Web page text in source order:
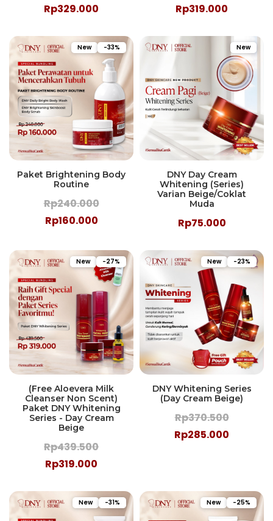
Rp329.000
Rp319.000
New -33%
Paket Brightening Body
Routine
Rp240.000
Rp160.000
New
DNY Day Cream
Whitening (Series)
Varian Beige/Coklat
Muda
Rp75.000
New -27%
(Free Aloevera Milk
Cleanser Non Scent)
Paket DNY Whitening
Series - Day Cream
Beige
Rp439.500
Rp319.000
New -23%
DNY Whitening Series
(Day Cream Beige)
Rp370.500
Rp285.000
New -31% New -25%